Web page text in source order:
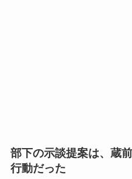
部下の示談提案は、蔵
行動だった